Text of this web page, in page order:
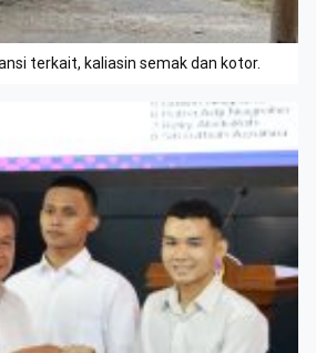
terkait, kaliasin semak dan kotor.